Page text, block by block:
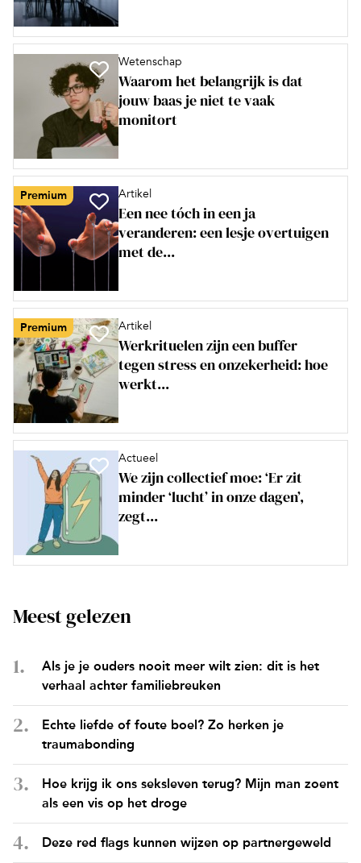
Wetenschap
Waarom het belangrijk is dat
jouw baas je niet te vaak
monitort
Premium Artikel
Een nee tóch in een ja
veranderen: een lesje overtuigen
met de...
Premium Artikel
Werkrituelen zijn een buffer
tegen stress en onzekerheid: hoe
werkt...
Actueel
We zijn collectief moe: ‘Er zit
minder ‘lucht’ in onze dagen’,
zegt...
Meest gelezen
Als je je ouders nooit meer wilt zien: dit is het
verhaal achter familiebreuken
Echte liefde of foute boel? Zo herken je
traumabonding
Hoe krijg ik ons seksleven terug? Mijn man zoent
als een vis op het droge
Deze red flags kunnen wijzen op partnergeweld